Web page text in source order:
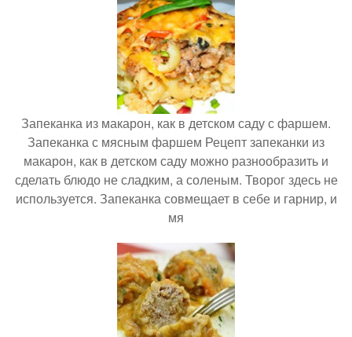
Запеканка из макарон, как в детском саду с фаршем.
Запеканка с мясным фаршем Рецепт запеканки из
макарон, как в детском саду можно разнообразить и
сделать блюдо не сладким, а соленым. Творог здесь не
используется. Запеканка совмещает в себе и гарнир, и
мя